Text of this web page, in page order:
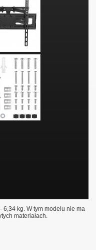
6,34 kg. W tym modelu nie ma
materiałach.